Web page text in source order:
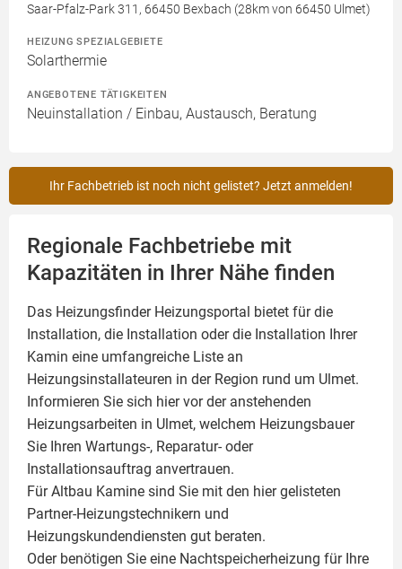
Saar-Pfalz-Park 311, 66450 Bexbach (28km von 66450 Ulmet)
HEIZUNG SPEZIALGEBIETE
Solarthermie
ANGEBOTENE TÄTIGKEITEN
Neuinstallation / Einbau, Austausch, Beratung
Ihr Fachbetrieb ist noch nicht gelistet? Jetzt anmelden!
Regionale Fachbetriebe mit
Kapazitäten in Ihrer Nähe finden
Das Heizungsfinder Heizungsportal bietet für die
Installation, die Installation oder die Installation Ihrer
Kamin eine umfangreiche Liste an
Heizungsinstallateuren in der Region rund um Ulmet.
Informieren Sie sich hier vor der anstehenden
Heizungsarbeiten in Ulmet, welchem Heizungsbauer
Sie Ihren Wartungs-, Reparatur- oder
Installationsauftrag anvertrauen.
Für Altbau Kamine sind Sie mit den hier gelisteten
Partner-Heizungstechnikern und
Heizungskundendiensten gut beraten.
Oder benötigen Sie eine Nachtspeicherheizung für Ihre